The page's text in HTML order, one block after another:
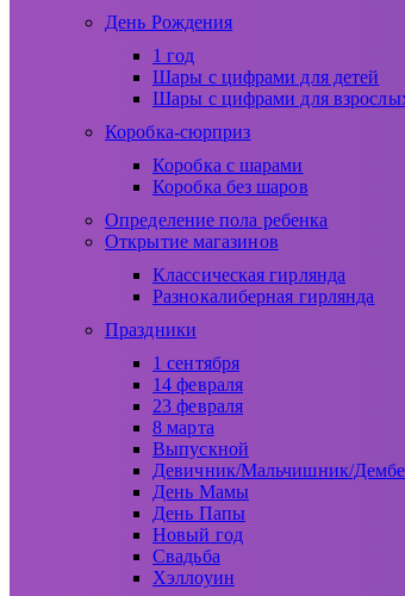
День Рождения
1 год
Шары с цифрами для детей
Шары с цифрами для
Коробка-сюрприз
Коробка с шарами
Коробка без шаров
Определение пола ребенка
Открытие магазинов
Классическая гирлянда
Разнокалиберная гирлянда
Праздники
1 сентября
14 февраля
23 февраля
8 марта
Выпускной
Девичник/Мальчишник/
День Мамы
День Папы
Новый год
Свадьба
Хэллоуин